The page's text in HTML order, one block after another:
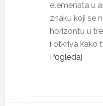
elemenata u
znaku koji se
horizontu u
i otkriva kako
Pogledaj